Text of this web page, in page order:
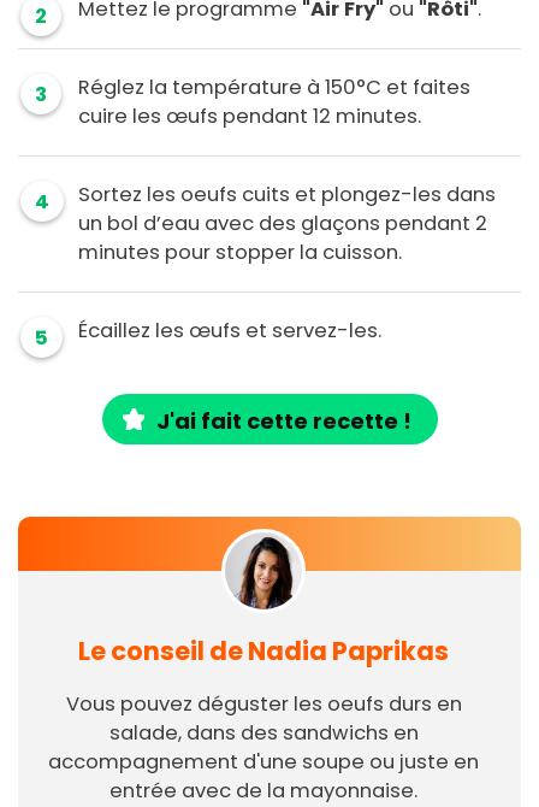
2 Mettez le programme "Air Fry" ou "Rôti".
3
Réglez la température à 150°C et faites
cuire les œufs pendant 12 minutes.
4
Sortez les oeufs cuits et plongez-les dans
un bol d’eau avec des glaçons pendant 2
minutes pour stopper la cuisson.
5 Écaillez les œufs et servez-les.
J'ai fait cette recette !
Le conseil de Nadia Paprikas
Vous pouvez déguster les oeufs durs en
salade, dans des sandwichs en
accompagnement d'une soupe ou juste en
entrée avec de la mayonnaise.